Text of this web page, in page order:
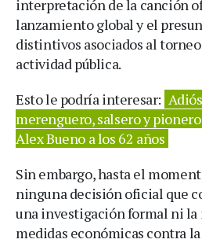
interpretación de la canción
lanzamiento global y el
distintivos asociados al
actividad pública.
Esto le podría interesar:
merenguero, salsero y
Alex Bueno a los 62 años
Sin embargo, hasta el
ninguna decisión oficial que
una investigación formal ni
medidas económicas contra